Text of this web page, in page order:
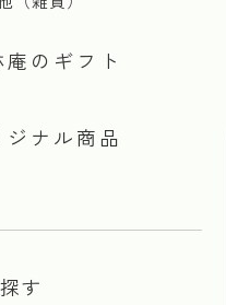
庵のギフト
ジナル商品
す